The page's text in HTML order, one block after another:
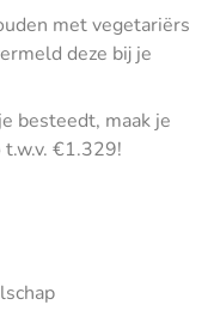
met vegetariërs
deze bij je
besteedt, maak je
€1.329!